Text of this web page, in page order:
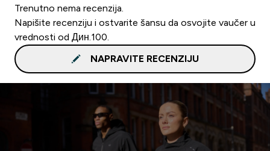
Trenutno nema recenzija.
Napišite recenziju i ostvarite šansu da osvojite vaučer u
vrednosti od Дин.100.
NAPRAVITE RECENZIJU